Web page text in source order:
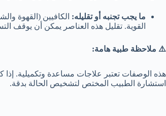
ما يجب تجنبه أو تقليله: الكافيين (القهوة
القوية. تقليل هذه العناصر يمكن أن
⚠️ ملاحظة طبية هامة:
هذه الوصفات تعتبر علاجات مساعدة وتكميلية.
استشارة الطبيب المختص لتشخيص الحالة بدقة.